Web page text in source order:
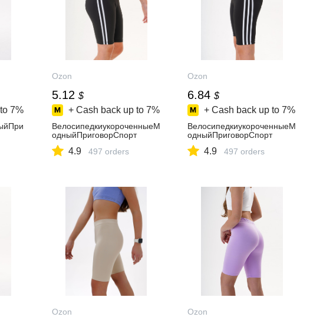
7%
Ozon
5.12 $
+ Cash back up to 7%
ВелосипедкиукороченныеМ
одныйПриговорСпорт
4.9 497 orders
Ozon
6.84 $
+ Cash back up to 7%
ВелосипедкиукороченныеМ
одныйПриговорСпорт
4.9 497 orders
Ozon Ozon